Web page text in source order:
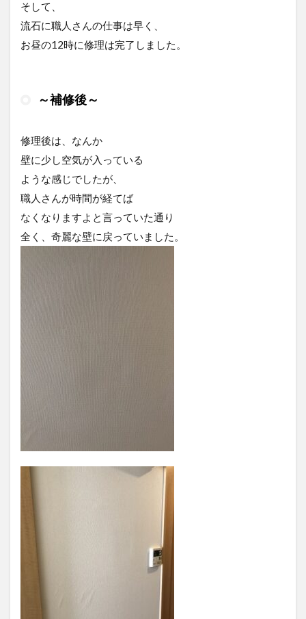
そして、
流石に職人さんの仕事は早く、
お昼の12時に修理は完了しました。
～補修後～
修理後は、なんか
壁に少し空気が入っている
ような感じでしたが、
職人さんが時間が経てば
なくなりますよと言っていた通り
全く、奇麗な壁に戻っていました。